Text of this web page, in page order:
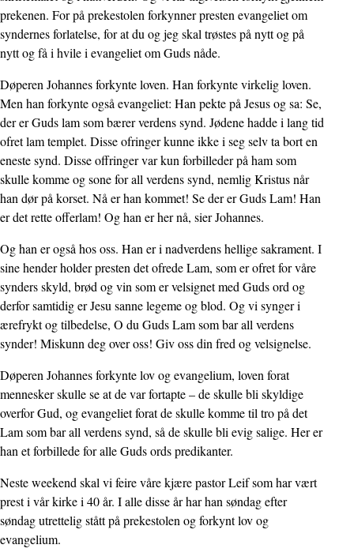
prekenen. For på prekestolen forkynner presten evangeliet om
syndernes forlatelse, for at du og jeg skal trøstes på nytt og på
nytt og få i hvile i evangeliet om Guds nåde.
Døperen Johannes forkynte loven. Han forkynte virkelig loven.
Men han forkynte også evangeliet: Han pekte på Jesus og sa: Se,
der er Guds lam som bærer verdens synd. Jødene hadde i lang tid
ofret lam templet. Disse ofringer kunne ikke i seg selv ta bort en
eneste synd. Disse offringer var kun forbilleder på ham som
skulle komme og sone for all verdens synd, nemlig Kristus når
han dør på korset. Nå er han kommet! Se der er Guds Lam! Han
er det rette offerlam! Og han er her nå, sier Johannes.
Og han er også hos oss. Han er i nadverdens hellige sakrament. I
sine hender holder presten det ofrede Lam, som er ofret for våre
synders skyld, brød og vin som er velsignet med Guds ord og
derfor samtidig er Jesu sanne legeme og blod. Og vi synger i
ærefrykt og tilbedelse, O du Guds Lam som bar all verdens
synder! Miskunn deg over oss! Giv oss din fred og velsignelse.
Døperen Johannes forkynte lov og evangelium, loven forat
mennesker skulle se at de var fortapte – de skulle bli skyldige
overfor Gud, og evangeliet forat de skulle komme til tro på det
Lam som bar all verdens synd, så de skulle bli evig salige. Her er
han et forbillede for alle Guds ords predikanter.
Neste weekend skal vi feire våre kjære pastor Leif som har vært
prest i vår kirke i 40 år. I alle disse år har han søndag efter
søndag utrettelig stått på prekestolen og forkynt lov og
evangelium.